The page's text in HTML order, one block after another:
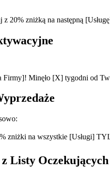
20% zniżką na następną
Minęło [X] tygodni od
na wszystkie [Usługi]
Listy Oczekujących